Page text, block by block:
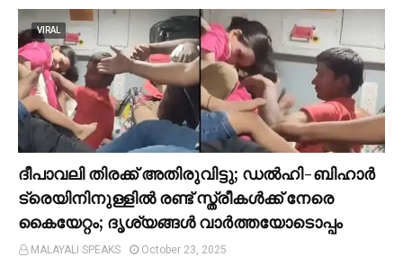
VIRAL
ദീപാവലി തിരക്ക് അതിരുവിട്ടു; ഡല്‍ഹി-ബിഹാര്‍
ട്രെയിനിനുള്ളില്‍ രണ്ട് സ്ത്രീകള്‍ക്ക് നേരെ
കൈയേറ്റം; ദൃശ്യങ്ങള്‍ വാർത്തയോടൊപ്പം
MALAYALI SPEAKS
October 23, 2025